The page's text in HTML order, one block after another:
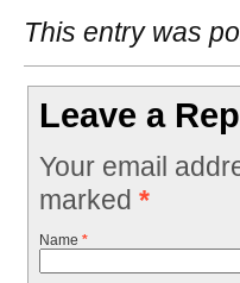
This entry was
Leave a
Your email
marked *
Name *